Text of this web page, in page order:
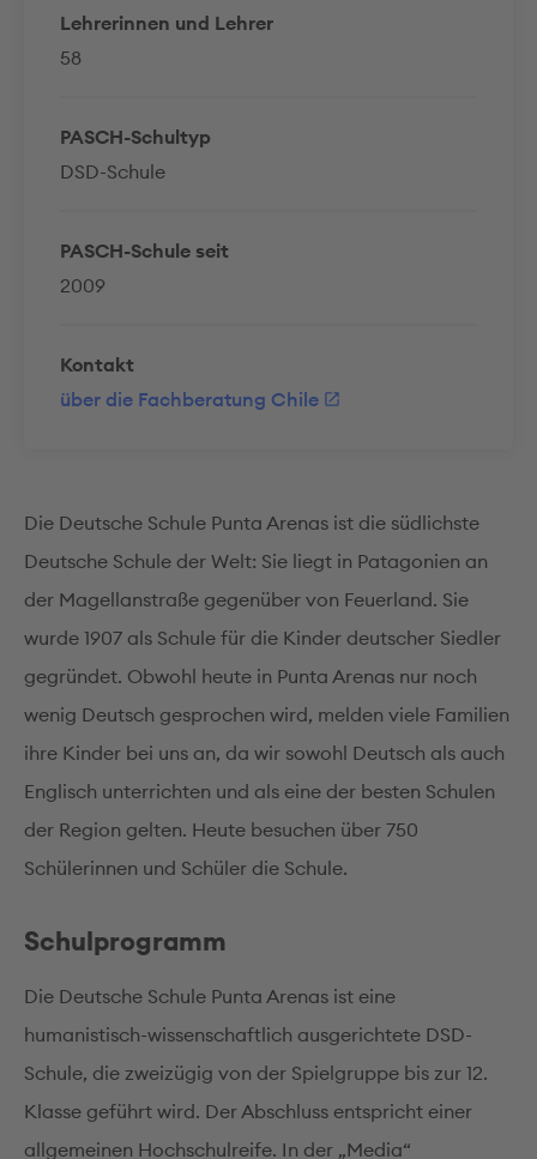
Lehrerinnen und Lehrer
58
PASCH-Schultyp
DSD-Schule
PASCH-Schule seit
2009
Kontakt
über die Fachberatung Chile
Die Deutsche Schule Punta Arenas ist die südlichste
Deutsche Schule der Welt: Sie liegt in Patagonien an
der Magellanstraße gegenüber von Feuerland. Sie
wurde 1907 als Schule für die Kinder deutscher Siedler
gegründet. Obwohl heute in Punta Arenas nur noch
wenig Deutsch gesprochen wird, melden viele Familien
ihre Kinder bei uns an, da wir sowohl Deutsch als auch
Englisch unterrichten und als eine der besten Schulen
der Region gelten. Heute besuchen über 750
Schülerinnen und Schüler die Schule.
Schulprogramm
Die Deutsche Schule Punta Arenas ist eine
humanistisch-wissenschaftlich ausgerichtete DSD-
Schule, die zweizügig von der Spielgruppe bis zur 12.
Klasse geführt wird. Der Abschluss entspricht einer
allgemeinen Hochschulreife. In der „Media“